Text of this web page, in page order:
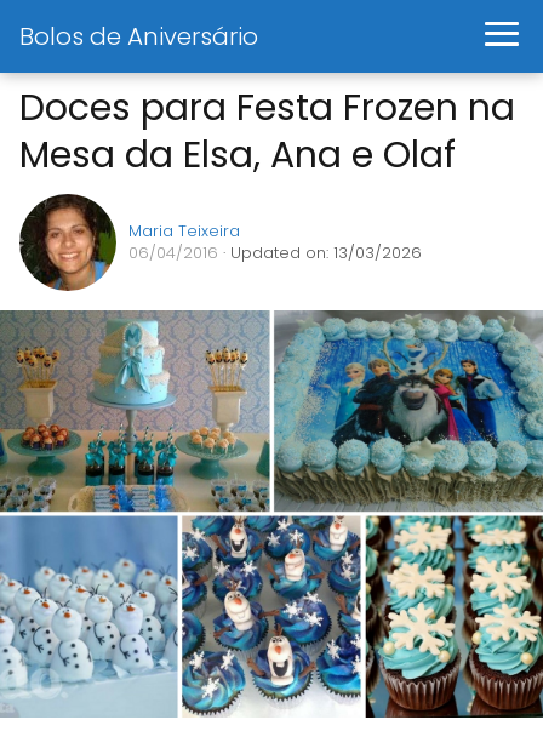
Bolos de Aniversário
Doces para Festa Frozen na
Mesa da Elsa, Ana e Olaf
Maria Teixeira
06/04/2016 · Updated on: 13/03/2026